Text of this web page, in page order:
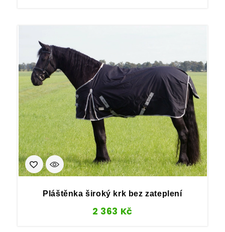
Pláštěnka široký krk bez zateplení
2 363 Kč